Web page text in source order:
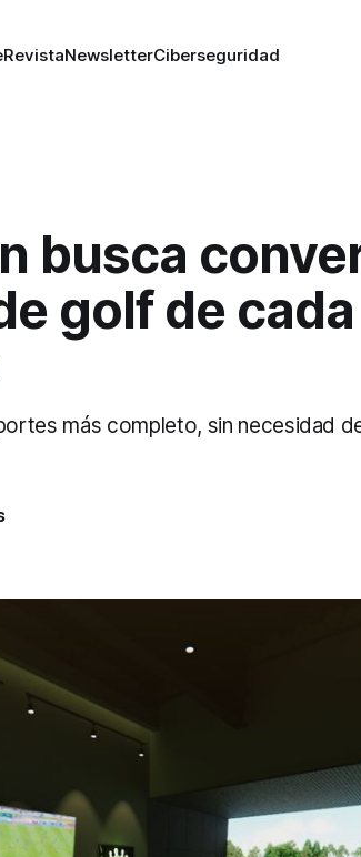
RevistaNewsletterCiberseguridad
busca
golf de cada
más completo, sin necesidad